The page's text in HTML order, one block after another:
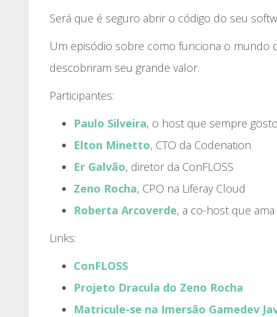
Será que é seguro abrir o código do seu
Um episódio sobre como funciona o mundo
descobriram seu grande valor.
Participantes:
Paulo Silveira, o host que sempre
Elton Minetto, CTO da Codenation
Er Galvão, diretor da ConFLOSS
Zeno Rocha, CPO na Liferay Cloud
Roberta Arcoverde, a co-host que
Links:
ConFLOSS
Projeto Dracula do Zeno Rocha
Matricule-se na Imersão Gamedev